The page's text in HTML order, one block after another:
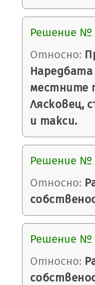
Решение №
Относно:
местните
Лясковец,
и такси.
Решение №
Относно:
Решение №
Относно: